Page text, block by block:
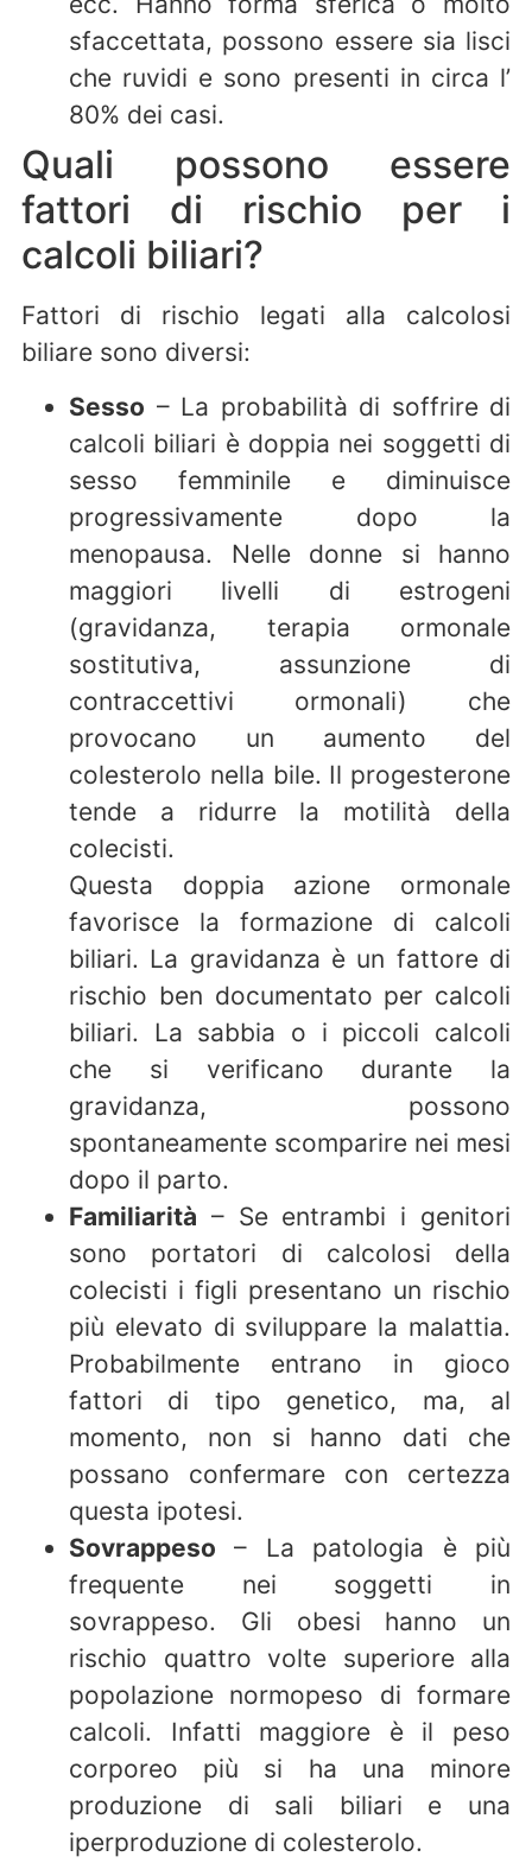
sfaccettata, possono essere sia lisci
che ruvidi e sono presenti in circa l’
80% dei casi.
Quali possono essere
fattori di rischio per i
calcoli biliari?
Fattori di rischio legati alla calcolosi
biliare sono diversi:
Sesso – La probabilità di soffrire di
calcoli biliari è doppia nei soggetti di
sesso femminile e diminuisce
progressivamente dopo la
menopausa. Nelle donne si hanno
maggiori livelli di estrogeni
(gravidanza, terapia ormonale
sostitutiva, assunzione di
contraccettivi ormonali) che
provocano un aumento del
colesterolo nella bile. Il progesterone
tende a ridurre la motilità della
colecisti.
Questa doppia azione ormonale
favorisce la formazione di calcoli
biliari. La gravidanza è un fattore di
rischio ben documentato per calcoli
biliari. La sabbia o i piccoli calcoli
che si verificano durante la
gravidanza, possono
spontaneamente scomparire nei mesi
dopo il parto.
Familiarità – Se entrambi i genitori
sono portatori di calcolosi della
colecisti i figli presentano un rischio
più elevato di sviluppare la malattia.
Probabilmente entrano in gioco
fattori di tipo genetico, ma, al
momento, non si hanno dati che
possano confermare con certezza
questa ipotesi.
Sovrappeso – La patologia è più
frequente nei soggetti in
sovrappeso. Gli obesi hanno un
rischio quattro volte superiore alla
popolazione normopeso di formare
calcoli. Infatti maggiore è il peso
corporeo più si ha una minore
produzione di sali biliari e una
iperproduzione di colesterolo.